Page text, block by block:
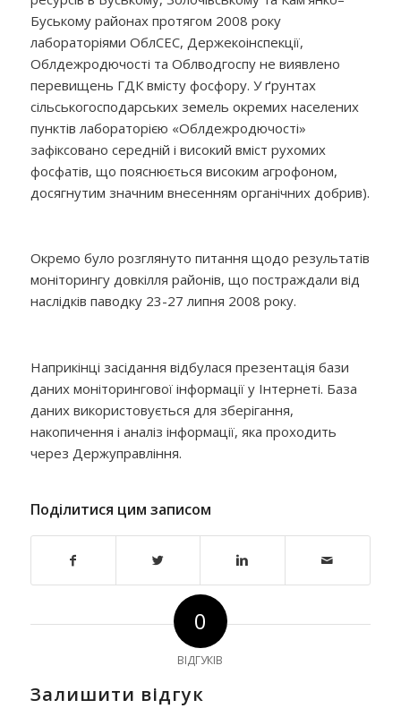
Буському районах протягом 2008 року
лабораторіями ОблСЕС, Держекоінспекції,
Облдежродючості та Облводгоспу не виявлено
перевищень ГДК вмісту фосфору. У ґрунтах
сільськогосподарських земель окремих населених
пунктів лабораторією «Облдежродючості»
зафіксовано середній і високий вміст рухомих
фосфатів, що пояснюється високим агрофоном,
досягнутим значним внесенням органічних добрив).
Окремо було розглянуто питання щодо результатів
моніторингу довкілля районів, що постраждали від
наслідків паводку 23-27 липня 2008 року.
Наприкінці засідання відбулася презентація бази
даних моніторингової інформації у Інтернеті. База
даних використовується для зберігання,
накопичення і аналіз інформації, яка проходить
через Держуправління.
Поділитися цим записом
0
ВІДГУКІВ
Залишити відгук